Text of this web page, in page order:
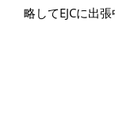
略してEJCに出